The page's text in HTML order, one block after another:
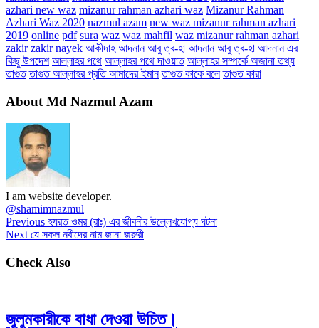
azhari new waz mizanur rahman azhari waz Mizanur Rahman
Azhari Waz 2020 nazmul azam new waz mizanur rahman azhari
2019 online pdf sura waz waz mahfil waz mizanur rahman azhari
zakir zakir nayek আকীদাহ আদনান আবু ত্ব-হা আদনান আবু ত্ব-হা আদনান এর
কিছু উপদেশ আল্লাহর পথে আল্লাহর পথে দাওয়াত আল্লাহর সম্পর্কে অজানা তথ্য
তাগুত তাগুত আল্লাহর প্রতি আমাদের ইমান তাগুত কাকে বলে তাগুত কারা
About Md Nazmul Azam
I am website developer.
@shamimnazmul
Previous হযরত ওমর (রাঃ) এর জীবনীর উল্লেখযোগ্য ঘটনা
Next যে সকল নবীদের নাম জানা জরুরী
Check Also
জুলুমকারীকে বাধা দেওয়া উচিত।